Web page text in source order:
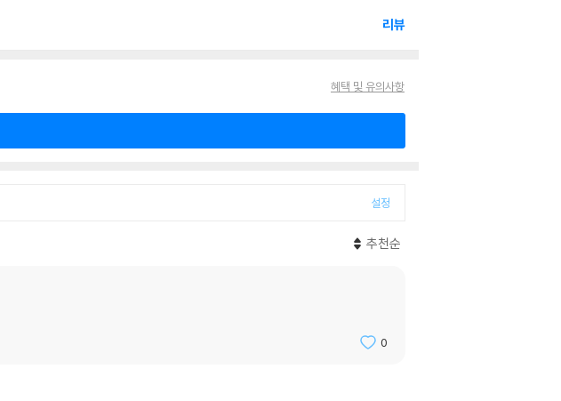
리뷰
혜택 및 유의사항
설정
추천순
0